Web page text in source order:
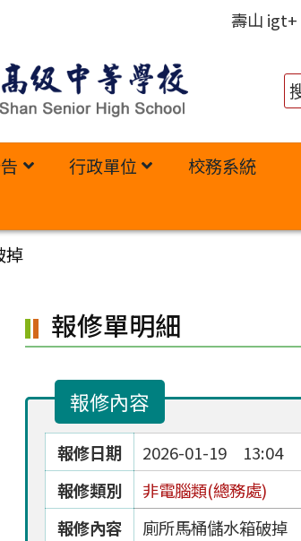
壽山 igt+
行政單位 校務系統
掉
報修單明細
報修內容
報修日期 2026-01-19 13:04
報修類別
非電腦類(總務處)
報修內容
廁所馬桶儲水箱破掉